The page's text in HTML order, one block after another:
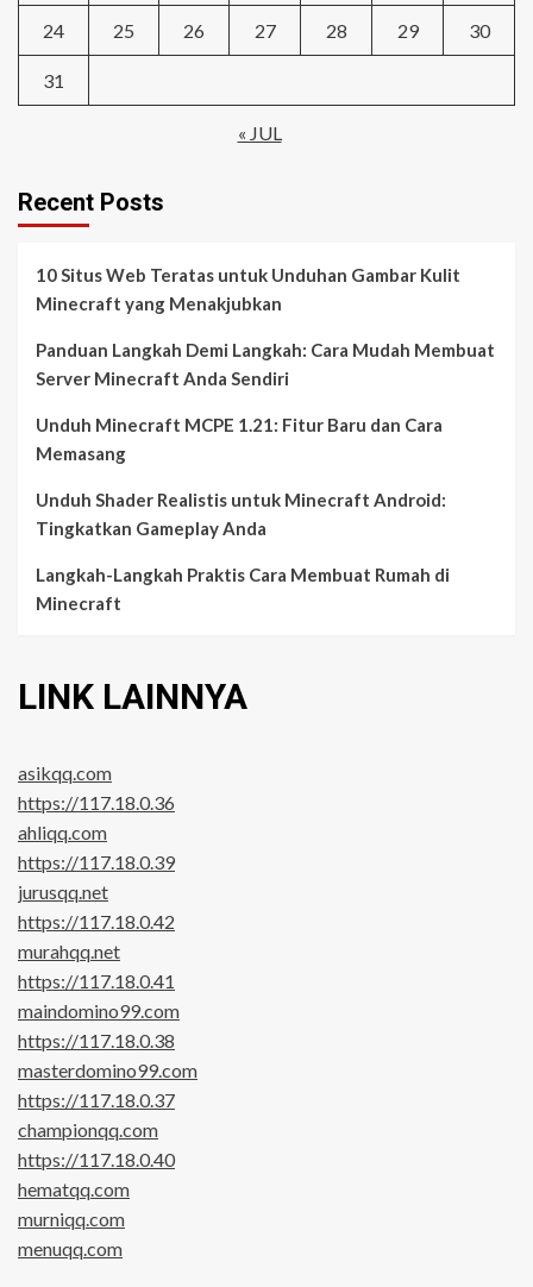
24 25 26 27 28 29 30
31
« JUL
Recent Posts
10 Situs Web Teratas untuk Unduhan Gambar Kulit
Minecraft yang Menakjubkan
Panduan Langkah Demi Langkah: Cara Mudah Membuat
Server Minecraft Anda Sendiri
Unduh Minecraft MCPE 1.21: Fitur Baru dan Cara
Memasang
Unduh Shader Realistis untuk Minecraft Android:
Tingkatkan Gameplay Anda
Langkah-Langkah Praktis Cara Membuat Rumah di
Minecraft
LINK LAINNYA
asikqq.com
https://117.18.0.36
ahliqq.com
https://117.18.0.39
jurusqq.net
https://117.18.0.42
murahqq.net
https://117.18.0.41
maindomino99.com
https://117.18.0.38
masterdomino99.com
https://117.18.0.37
championqq.com
https://117.18.0.40
hematqq.com
murniqq.com
menuqq.com